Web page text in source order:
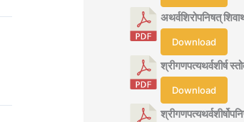
अथर्वशिरोपनिषत्
Download
श्रीगणपत्यथर्वशीर्ष
Download